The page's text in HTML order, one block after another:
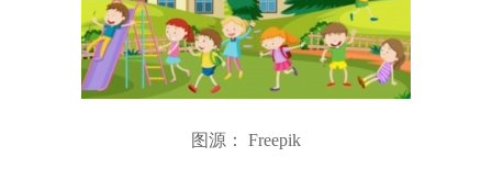
图源： Freepik